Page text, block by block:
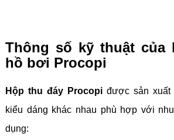
Thông số kỹ thuật của
hồ bơi Procopi
Hộp thu đáy Procopiđược sản xuất
kiểu dáng khác nhau phù hợp với
dụng: